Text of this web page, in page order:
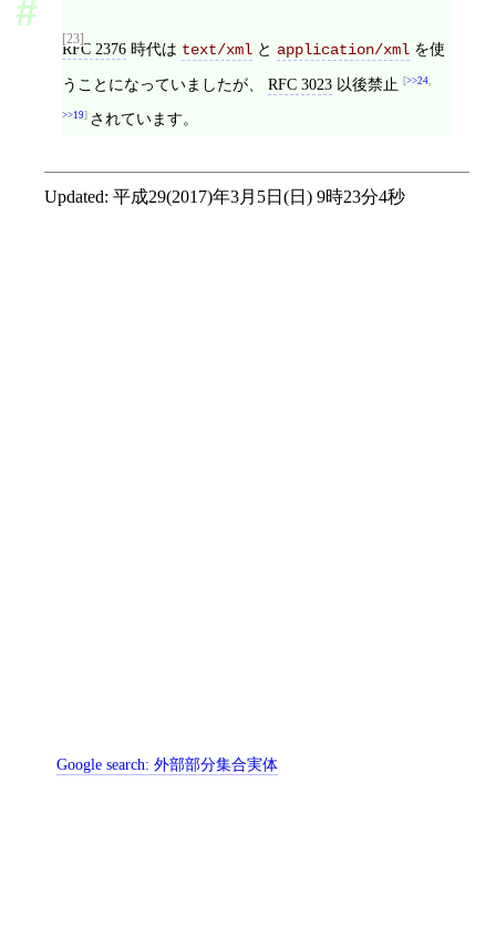
[23]
RFC 2376 時代は text/xml と application/xml を使
うことになっていましたが、 RFC 3023 以後禁止 >>24,
>>19 されています。
Updated: 平成29(2017)年3月5日(日) 9時23分4秒
Google search:外部部分集合実体